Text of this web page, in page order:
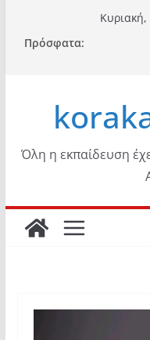
περιεχόμενο
Πρόσφατα:
Όλη η εκπαίδευση